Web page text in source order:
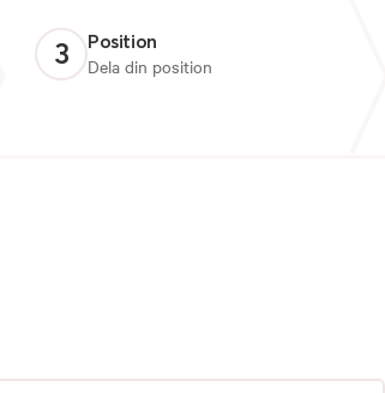
3
Position
Dela din position